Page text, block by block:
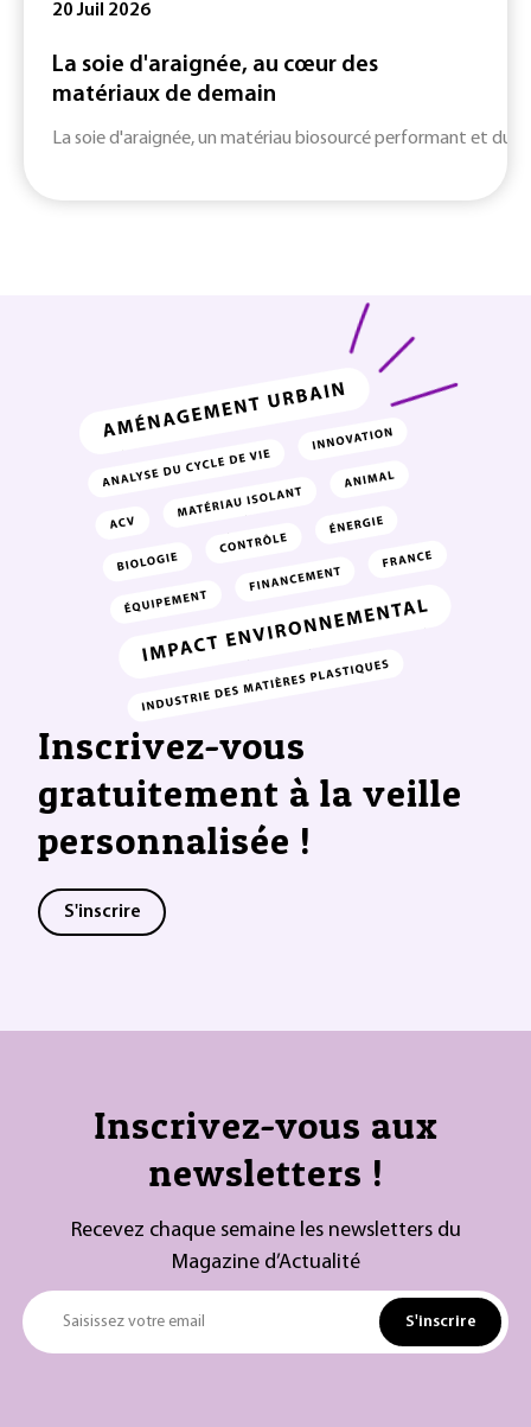
20 Juil 2026
La soie d'araignée, au cœur des
matériaux de demain
La soie d'araignée, un matériau biosourcé performant et
Inscrivez-vous
gratuitement à la veille
personnalisée !
S'inscrire
Inscrivez-vous aux
newsletters !
Recevez chaque semaine les newsletters du
Magazine d’Actualité
Saisissez votre email S'inscrire